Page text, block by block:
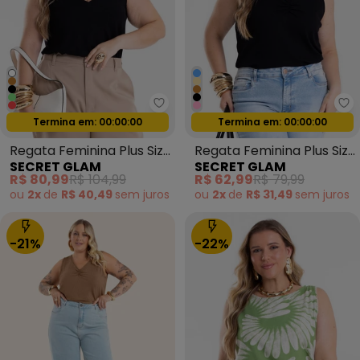
Secret Glam - Regata Feminina
Oferta relâmpago
Termina em: 00:00:00
Regata Feminina Plus Size
Preto
SECRET GLAM
R$ 80,99R$ 104,99
ou 2x de R$ 40,49 sem juros
Oferta relâmpago
Termina em: 00:00:00
Regata Feminina Plus Size
Preto
SECRET GLAM
R$ 62,99R$ 79,99
ou 2x de R$ 31,49 sem juros
-21% -22%